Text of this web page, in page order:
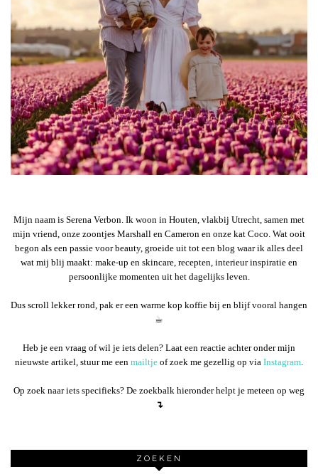
Mijn naam is Serena Verbon. Ik woon in Houten, vlakbij Utrecht, samen met
mijn vriend, onze zoontjes Marshall en Cameron en onze kat Coco. Wat ooit
begon als een passie voor beauty, groeide uit tot een blog waar ik alles deel
wat mij blij maakt: make-up en skincare, recepten, interieur inspiratie en
persoonlijke momenten uit het dagelijks leven.
Dus scroll lekker rond, pak er een warme kop koffie bij en blijf vooral hangen
☕︎
Heb je een vraag of wil je iets delen? Laat een reactie achter onder mijn
nieuwste artikel, stuur me een mailtje of zoek me gezellig op via Instagram
Op zoek naar iets specifieks? De zoekbalk hieronder helpt je meteen op weg
↴
ZOEKEN